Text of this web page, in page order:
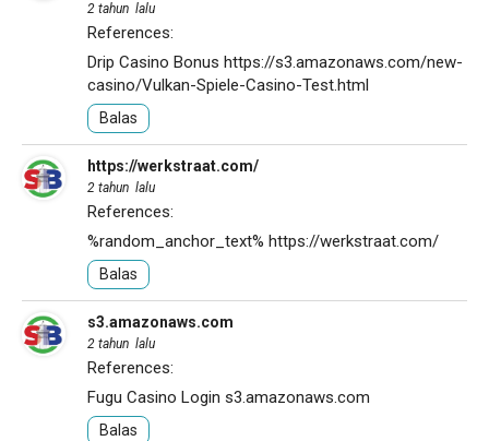
2 tahun lalu
References:
Drip Casino Bonus https://s3.amazonaws.com/new-
casino/Vulkan-Spiele-Casino-Test.html
Balas
https://werkstraat.com/
2 tahun lalu
References:
%random_anchor_text% https://werkstraat.com/
Balas
s3.amazonaws.com
2 tahun lalu
References:
Fugu Casino Login s3.amazonaws.com
Balas